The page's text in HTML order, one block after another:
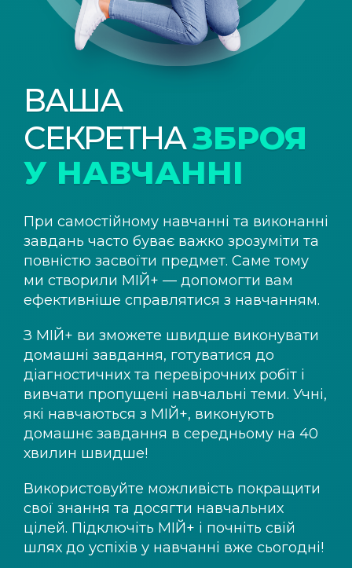
ВАША
СЕКРЕТНАЗБРОЯ
У НАВЧАННІ
При самостійному навчанні та виконанні
завдань часто буває важко зрозуміти та
повністю засвоїти предмет. Саме тому
ми створили МІЙ+ — допомогти вам
ефективніше справлятися з навчанням.
З МІЙ+ ви зможете швидше виконувати
домашні завдання, готуватися до
діагностичних та перевірочних робіт і
вивчати пропущені навчальні теми. Учні,
які навчаються з МІЙ+, виконують
домашнє завдання в середньому на 40
хвилин швидше!
Використовуйте можливість покращити
свої знання та досягти навчальних
цілей. Підключіть МІЙ+ і почніть свій
шлях до успіхів у навчанні вже сьогодні!